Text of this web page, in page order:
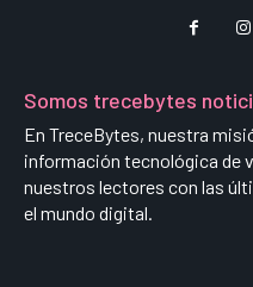
Somos trecebytes
En TreceBytes, nuestra
información tecnológica de
nuestros lectores con las
el mundo digital.